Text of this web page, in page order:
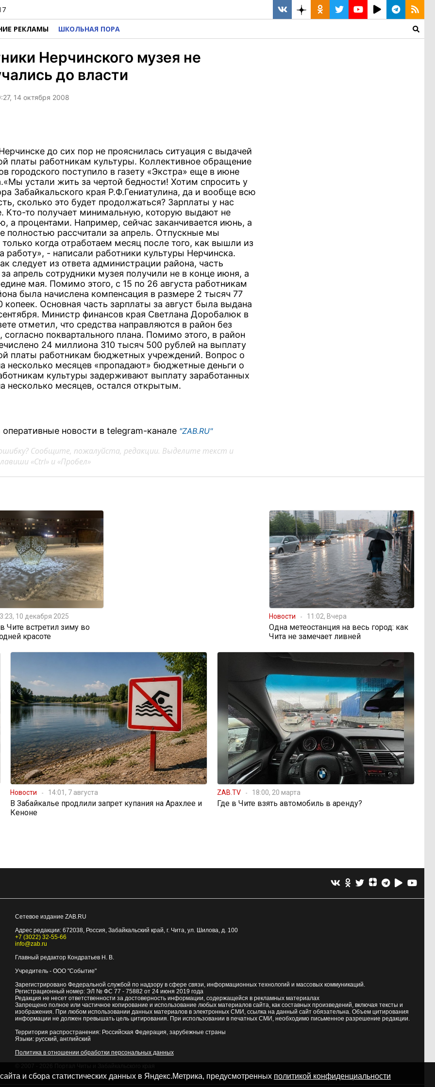
РЕКЛАМЫ ШКОЛЬНАЯ ПОРА
Нерчинского музея не
до власти
14 октября 2008
до сих пор не прояснилась ситуация с выдачей
платы работникам культуры. Коллективное обращение
городского поступило в газету «Экстра» еще в июне
устали жить за чертой бедности! Хотим спросить у
Забайкальского края Р.Ф.Гениатулина, да и вообще всю
сколько это будет продолжаться? Зарплаты у нас
Кто-то получает минимальную, которую выдают не
а процентами. Например, сейчас заканчивается июнь, а
полностью рассчитали за апрель. Отпускные мы
когда отработаем месяц после того, как вышли из
работу», - написали работники культуры Нерчинска.
следует из ответа администрации района, часть
апрель сотрудники музея получили не в конце июня, а
мая. Помимо этого, с 15 по 26 августа работникам
была начислена компенсация в размере 2 тысяч 77
копеек. Основная часть зарплаты за август была выдана
Министр финансов края Светлана Доробалюк в
отметил, что средства направляются в район без
согласно поквартального плана. Помимо этого, в район
24 миллиона 310 тысяч 500 рублей на выплату
платы работникам бюджетных учреждений. Вопрос о
несколько месяцев «пропадают» бюджетные деньги о
культуры задерживают выплату заработанных
несколько месяцев, остался открытым.
новости в telegram-канале "ZAB.RU"
Сообщите, пожалуйста, редакции. Выделите текст и
«Ctrl» и «Пробел»
10 декабря 2025
встретил зиму во
красоте
Новости 11:02, Вчера
Одна метеостанция на весь город: как
Чита не замечает ливней
Новости 14:01, 7 августа
В Забайкалье продлили запрет купания на Арахлее и
Кеноне
ZAB.TV 18:00, 20 марта
Где в Чите взять автомобиль в аренду?
Сетевое издание ZAB.RU
Адрес редакции: 672038, Россия, Забайкальский край, г. Чита, ул. Шилова, д. 100
+7 (3022) 32-55-66
info@zab.ru
Главный редактор Кондратьев Н. В.
Учредитель - ООО "Событие"
Зарегистрировано Федеральной службой по надзору в сфере связи, информационных технологий и массовых коммуникаций.
Регистрационный номер: ЭЛ № ФС 77 - 75882 от 24 июня 2019 года
Редакция не несет ответственности за достоверность информации, содержащейся в рекламных материалах
Запрещено полное или частичное копирование и использование любых материалов сайта, как составных произведений, включая тексты и
изображения. При любом использовании данных материалов в электронных СМИ, ссылка на данный сайт обязательна. Объем цитирования
информации не должен превышать цель цитирования. При использовании в печатных СМИ, необходимо письменное разрешение редакции.
Территория распространения: Российская Федерация, зарубежные страны
Языки: русский, английский
Политика в отношении обработки персональных данных
и сбора статистических данных в Яндекс.Метрика, предусмотренных политикой конфиденциальности